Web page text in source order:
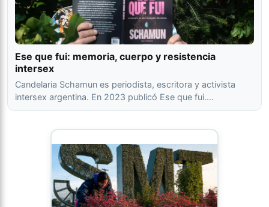
Ese que fui: memoria, cuerpo y resistencia
intersex
Candelaria Schamun es periodista, escritora y activista
intersex argentina. En 2023 publicó Ese que fui.…